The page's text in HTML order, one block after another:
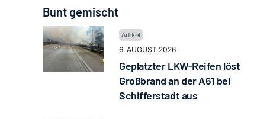
Bunt gemischt
6. AUGUST 2026
Geplatzter LKW-Reifen löst
Großbrand an der A61 bei
Schifferstadt aus